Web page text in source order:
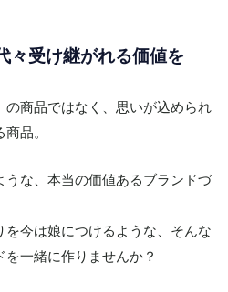
々受け継がれる価値を
商品ではなく、思いが込められ
品。
うな、本当の価値あるブランドづ
今は娘につけるような、そんな
一緒に作りませんか？